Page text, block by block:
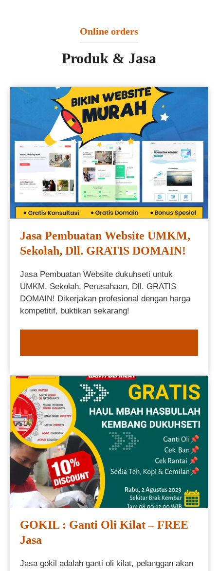
Online orders
Produk & Jasa
Jasa Pembuatan Website UMKM,
Sekolah, Dll. GRATIS DOMAIN!
Jasa Pembuatan Website dukuhseti untuk
UMKM, Sekolah, Perusahaan, Dll. GRATIS
DOMAIN! Dikerjakan profesional dengan harga
kompetitif, buktikan sekarang!
GOKIL : Ganti Oli Kilat – FREE
Jasa
Jasa gokil adalah ganti oli kilat, pelanggan akan